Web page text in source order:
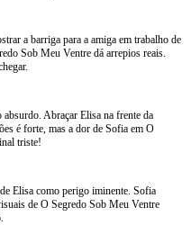
a barriga para a amiga em trabalho de
Sob Meu Ventre dá arrepios reais.
Abraçar Elisa na frente da
é forte, mas a dor de Sofia em O
triste!
Elisa como perigo iminente. Sofia
de O Segredo Sob Meu Ventre